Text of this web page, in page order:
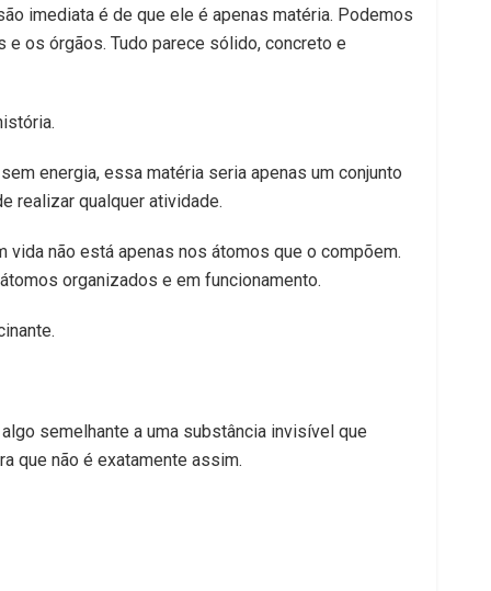
imediata é de que ele é apenas matéria. Podemos
os órgãos. Tudo parece sólido, concreto e
energia, essa matéria seria apenas um conjunto
realizar qualquer atividade.
não está apenas nos átomos que o compõem.
organizados e em funcionamento.
semelhante a uma substância invisível que
que não é exatamente assim.